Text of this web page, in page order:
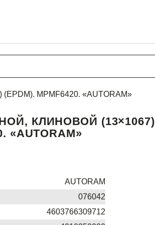
MPMF6420. «AUTORAM»
КЛИНОВОЙ (13×1067)
«AUTORAM»
AUTORAM
076042
4603766309712